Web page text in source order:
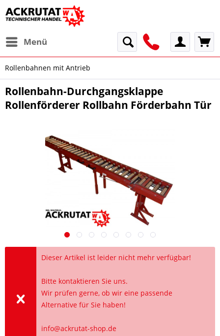
Menü
Rollenbahnen mit Antrieb
Rollenbahn-Durchgangsklappe
Rollenförderer Rollbahn Förderbahn Tür
Dieser Artikel ist leider nicht mehr verfügbar!
Bitte kontaktieren Sie uns.
Wir prüfen gerne, ob wir eine passende
Alternative für Sie haben!
info@ackrutat-shop.de